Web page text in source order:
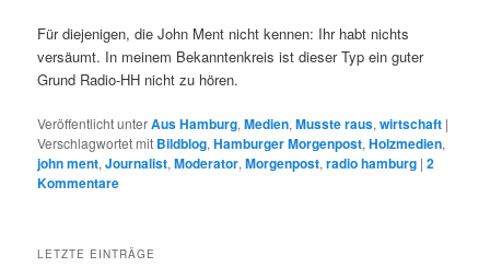
Für diejenigen, die John Ment nicht kennen: Ihr habt nichts
versäumt. In meinem Bekanntenkreis ist dieser Typ ein guter
Grund Radio-HH nicht zu hören.
Veröffentlicht unterAus Hamburg,Medien,Musste raus,wirtschaft |
Verschlagwortet mit Bildblog,Hamburger Morgenpost,Holzmedien,
john ment,Journalist,Moderator,Morgenpost,radio hamburg |2
Kommentare
LETZTE EINTRÄGE